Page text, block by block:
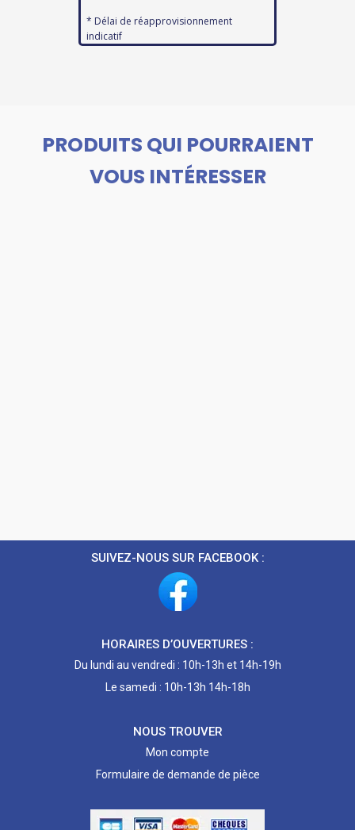
* Délai de réapprovisionnement
indicatif
PRODUITS QUI POURRAIENT
VOUS INTÉRESSER
SUIVEZ-NOUS SUR FACEBOOK :
HORAIRES D’OUVERTURES :
Du lundi au vendredi : 10h-13h et 14h-19h
Le samedi : 10h-13h 14h-18h
NOUS TROUVER
Mon compte
Formulaire de demande de pièce